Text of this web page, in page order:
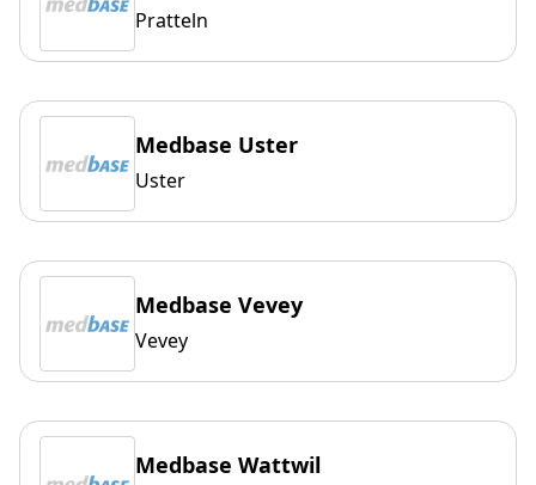
Pratteln
Medbase Uster
Uster
Medbase Vevey
Vevey
Medbase Wattwil